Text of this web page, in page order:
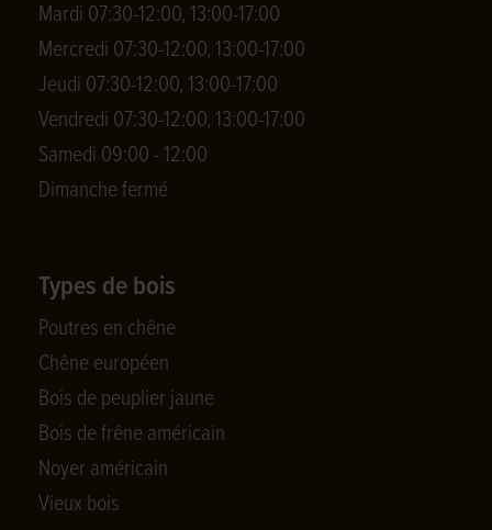
Mardi 07:30-12:00, 13:00-17:00
Mercredi 07:30-12:00, 13:00-17:00
Jeudi 07:30-12:00, 13:00-17:00
Vendredi 07:30-12:00, 13:00-17:00
Samedi 09:00 - 12:00
Dimanche fermé
Types de bois
Poutres en chêne
Chêne européen
Bois de peuplier jaune
Bois de frêne américain
Noyer américain
Vieux bois